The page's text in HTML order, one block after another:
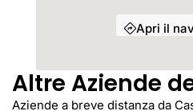
Apri il
Altre Aziende
Aziende a breve distanza da